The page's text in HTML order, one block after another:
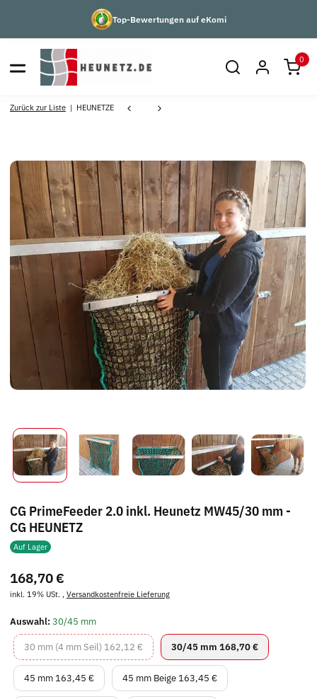
Top-Bewertungen auf eKomi
0
Zurück zur Liste HEUNETZE
CG PrimeFeeder 2.0 inkl. Heunetz MW45/30 mm -
CG HEUNETZ
Auf Lager
168,70 €
inkl. 19% USt. , Versandkostenfreie Lieferung
Auswahl: 30/45 mm
30 mm (4 mm Seil) 30 mm (4 mm Seil)
162,12 € 30/45 mm 30/45 mm
168,70 €
45 mm 45 mm
163,45 € 45 mm Beige 45 mm Beige
163,45 €